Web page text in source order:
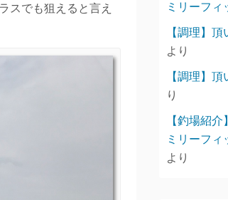
スでも狙えると言え
ミリーフィ
【調理】
より
【調理】
り
【釣場紹
ミリーフィ
より